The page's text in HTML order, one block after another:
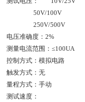
50V/100V
250V/500V
电压准确度：2%
测量电流范围：≤100UA
控制方式：模拟电路
触发方式：无
量程方式：手动
测试速度：